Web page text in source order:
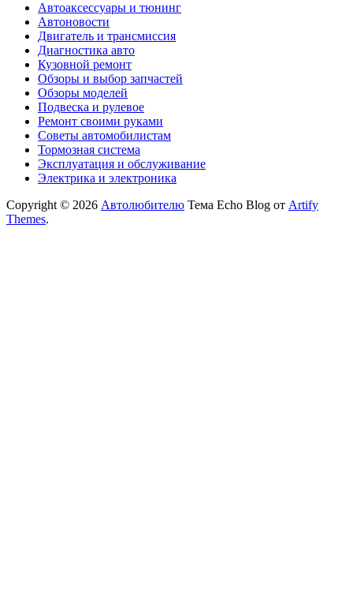
Автоаксессуары и тюнинг
Автоновости
Двигатель и трансмиссия
Диагностика авто
Кузовной ремонт
Обзоры и выбор запчастей
Обзоры моделей
Подвеска и рулевое
Ремонт своими руками
Советы автомобилистам
Тормозная система
Эксплуатация и обслуживание
Электрика и электроника
Copyright © 2026 Автолюбителю Тема Echo Blog от Artify
Themes.